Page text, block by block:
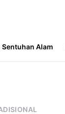
Sentuhan Alam